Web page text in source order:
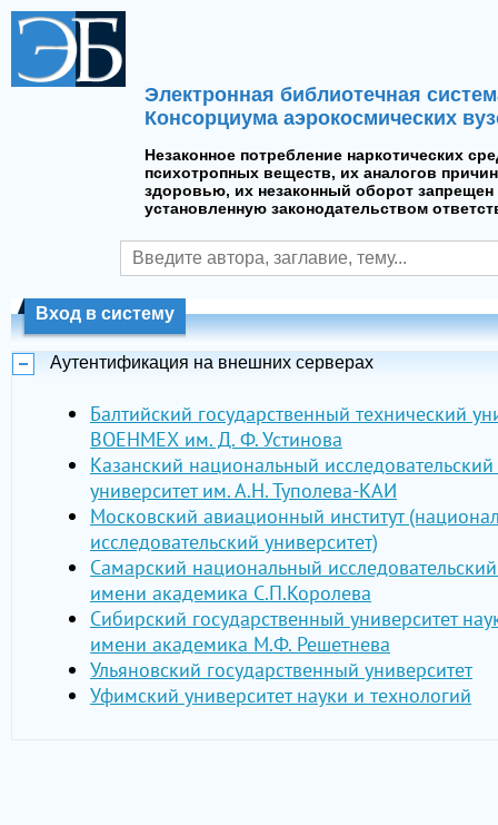
Электронная библиотечная
Консорциума аэрокосмических
Незаконное потребление наркотических
психотропных веществ, их аналогов
здоровью, их незаконный оборот запрещен
установленную законодательством
Вход в систему
Аутентификация на внешних серверах
Балтийский государственный технический
ВОЕНМЕХ им. Д. Ф. Устинова
Казанский национальный
университет им. А.Н. Туполева-КАИ
Московский авиационный институт
исследовательский университет)
Самарский национальный
имени академика С.П.Королева
Сибирский государственный университет
имени академика М.Ф. Решетнева
Ульяновский государственный университет
Уфимский университет науки и технологий